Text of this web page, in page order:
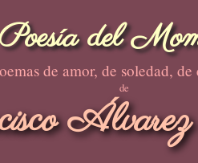
Poesía del
de amor, de soledad, de
de